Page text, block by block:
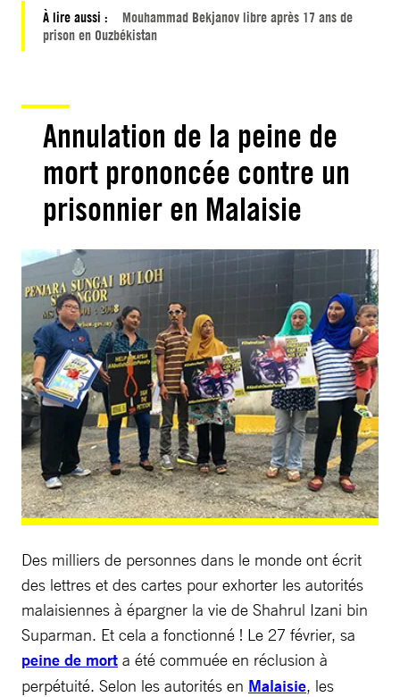
À lire aussi :
Mouhammad Bekjanov libre après 17 ans de
prison en Ouzbékistan
Annulation de la peine de
mort prononcée contre un
prisonnier en Malaisie
Des milliers de personnes dans le monde ont écrit
des lettres et des cartes pour exhorter les autorités
malaisiennes à épargner la vie de Shahrul Izani bin
Suparman. Et cela a fonctionné ! Le 27 février, sa
peine de mort a été commuée en réclusion à
perpétuité. Selon les autorités en Malaisie, les